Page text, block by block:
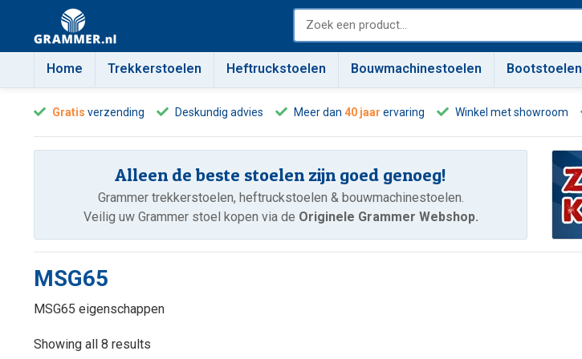
Home Trekkerstoelen Heftruckstoelen Bouwmachinestoelen Bootstoelen
Gratis verzending Deskundig advies Meer dan 40 jaar ervaring Winkel met showroom
Alleen de beste stoelen zijn goed genoeg!
Grammer trekkerstoelen, heftruckstoelen & bouwmachinestoelen.
Veilig uw Grammer stoel kopen via de Originele Grammer Webshop.
MSG65
MSG65 eigenschappen
Showing all 8 results